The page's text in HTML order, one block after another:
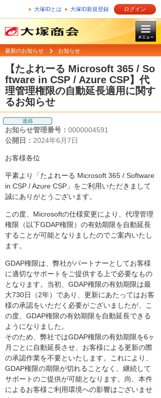
大塚IDとは 大塚ID新規登録 ログイン
最新のお知らせ お知らせ
【たよれーる Microsoft 365 / So
ftware in CSP / Azure CSP】代
理管理権限の自動延長適用に関す
るお知らせ
連絡
お知らせ管理番号： 0000004591
公開日： 2024年6月7日
お客様各位
平素より「たよれーる Microsoft 365 / Software
in CSP / Azure CSP」をご利用いただきまして
誠にありがとうございます。
この度、Microsoftの仕様変更により、代理管理
権限（以下GDAP権限）の有効期限を自動延長
することが可能となりましたのでご案内いたし
ます。
GDAP権限は、弊社がパートナーとしてお客様
に適切なサポートをご提供する上で必要なもの
となります。当初、GDAP権限の有効期限は最
大730日（2年）であり、更新にあたってはお客
様の承認をいただく必要がございましたが、こ
の度、GDAP権限の有効期限を自動延長できる
ようになりました。
そのため、弊社ではGDAP権限の有効期限を6ヶ
月ごとに自動延長させ、お客様による更新の際
の承認作業を不要といたします。これにより、
GDAP権限の期限が切れることなく、継続して
サポートのご提供が可能となります。尚、本件
によるお客様ご利用環境への影響はございませ